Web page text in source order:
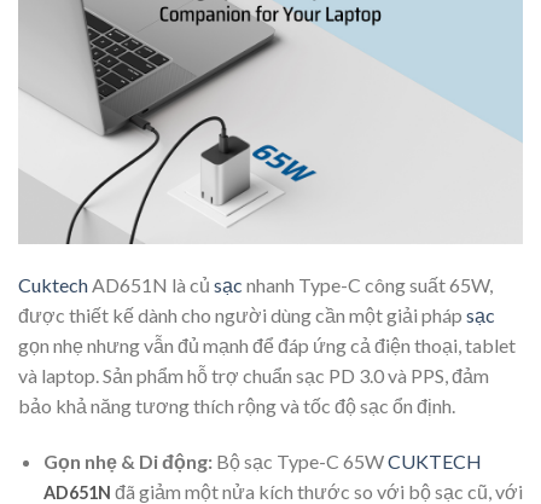
CuktechAD651N là củ sạc nhanh Type-C công suất 65W,
được thiết kế dành cho người dùng cần một giải pháp sạc
gọn nhẹ nhưng vẫn đủ mạnh để đáp ứng cả điện thoại, tablet
và laptop. Sản phẩm hỗ trợ chuẩn sạc PD 3.0 và PPS, đảm
bảo khả năng tương thích rộng và tốc độ sạc ổn định.
Gọn nhẹ & Di động:Bộ sạc Type-C 65WCUKTECH
AD651N đã giảm một nửa kích thước so với bộ sạc cũ, với